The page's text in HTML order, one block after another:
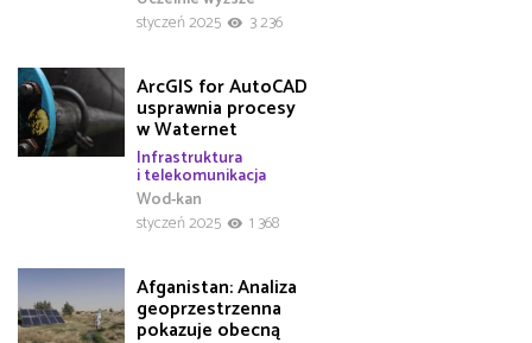
styczeń 2025
3 236
ArcGIS for AutoCAD
usprawnia procesy
w Waternet
Infrastruktura
i telekomunikacja
Wod-kan
styczeń 2025
1 368
Afganistan: Analiza
geoprzestrzenna
pokazuje obecną